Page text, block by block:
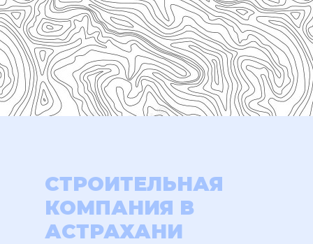
СТРОИТЕЛЬНАЯ
КОМПАНИЯ В
АСТРАХАНИ